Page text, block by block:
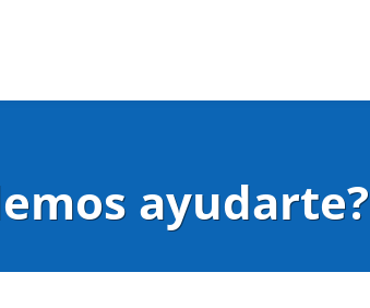
ayudarte?